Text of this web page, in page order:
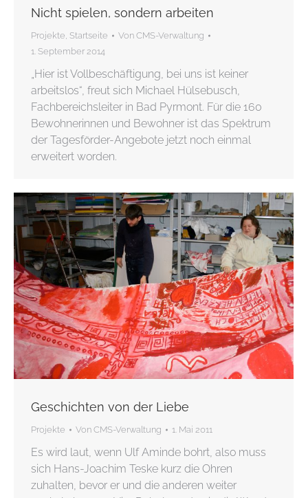
Nicht spielen, sondern arbeiten
Projekte, Startseite Von CMS-Verwaltung
1. September 2014
„Hier ist Vollbeschäftigung, bei uns ist keiner
arbeitslos“, freut sich Michael Hülsebusch,
Fachbereichsleiter in Bad Pyrmont. Für die 160
Bewohnerinnen und Bewohner ist das Spektrum
der Tagesförder-Angebote jetzt noch einmal
erweitert worden.
Geschichten von der Liebe
Projekte Von CMS-Verwaltung 1. Mai 2011
Es wird laut, wenn Ulf Aminde bohrt, also muss
sich Hans-Joachim Teske kurz die Ohren
zuhalten, bevor er und die anderen weiter